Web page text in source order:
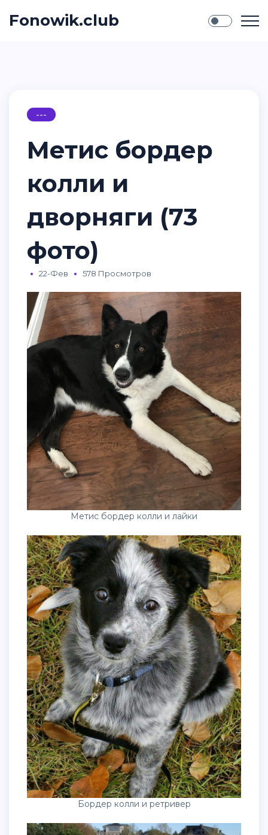
Fonowik.club
---
Метис бордер
колли и
дворняги (73
фото)
22-Фев 578 Просмотров
Метис бордер колли и лайки
Бордер колли и ретривер